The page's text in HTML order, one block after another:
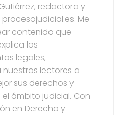
redactora y
Me
contenido que
los
legales,
lectores a
sus derechos y
ámbito judicial. Con
en Derecho y